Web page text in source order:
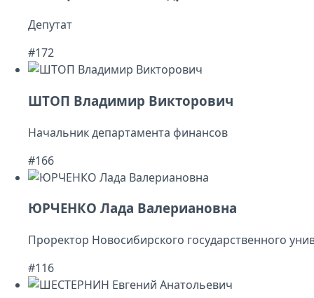
Депутат
#172
ШТОП Владимир Викторович
Начальник департамента финансов
#166
ЮРЧЕНКО Лада Валериановна
Проректор Новосибирского государственного
#116